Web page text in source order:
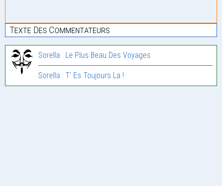
Texte Des Commentateurs
Sorella : Le Plus Beau Des Voyages
Sorella : T’ Es Toujours La !